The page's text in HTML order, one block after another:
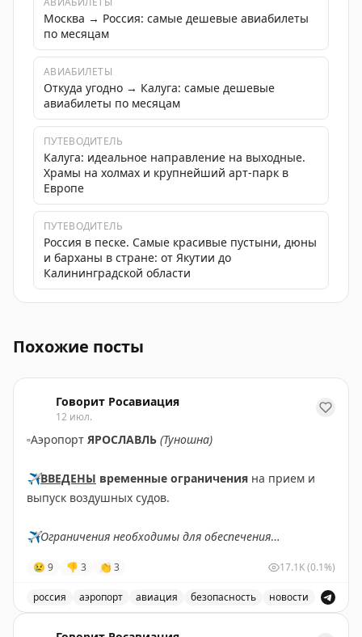
Москва → Россия: самые дешевые авиабилеты
по месяцам
АВИАБИЛЕТЫ
Откуда угодно → Калуга: самые дешевые
авиабилеты по месяцам
ПУТЕВОДИТЕЛЬ
Калуга: идеальное направление на выходные.
Храмы на холмах и крупнейший арт-парк в
Европе
ПУТЕВОДИТЕЛЬ
Россия в песке. Самые красивые пустыни, дюны
и барханы в стране: от Якутии до
Калининградской области
Похожие посты
Говорит Росавиация
12 июл.
▫️Аэропорт ЯРОСЛАВЛЬ (Туношна)
✈️ВВЕДЕНЫ временные ограничения на прием и
выпуск воздушных судов.
✈️Ограничения необходимы для обеспечения
✈️ Говорит Росавиация|МАХ
😢 9 👎 3 👏 3 17.1K(0.1%)
россия аэропорт авиация безопасность новости